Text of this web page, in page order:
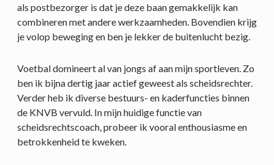
als postbezorger is dat je deze baan gemakkelijk kan
combineren met andere werkzaamheden. Bovendien krijg
je volop beweging en ben je lekker de buitenlucht bezig.
Voetbal domineert al van jongs af aan mijn sportleven. Zo
ben ik bijna dertig jaar actief geweest als scheidsrechter.
Verder heb ik diverse bestuurs- en kaderfuncties binnen
de KNVB vervuld. In mijn huidige functie van
scheidsrechtscoach, probeer ik vooral enthousiasme en
betrokkenheid te kweken.